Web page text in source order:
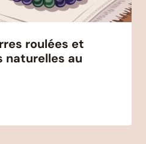
roulées et
naturelles au